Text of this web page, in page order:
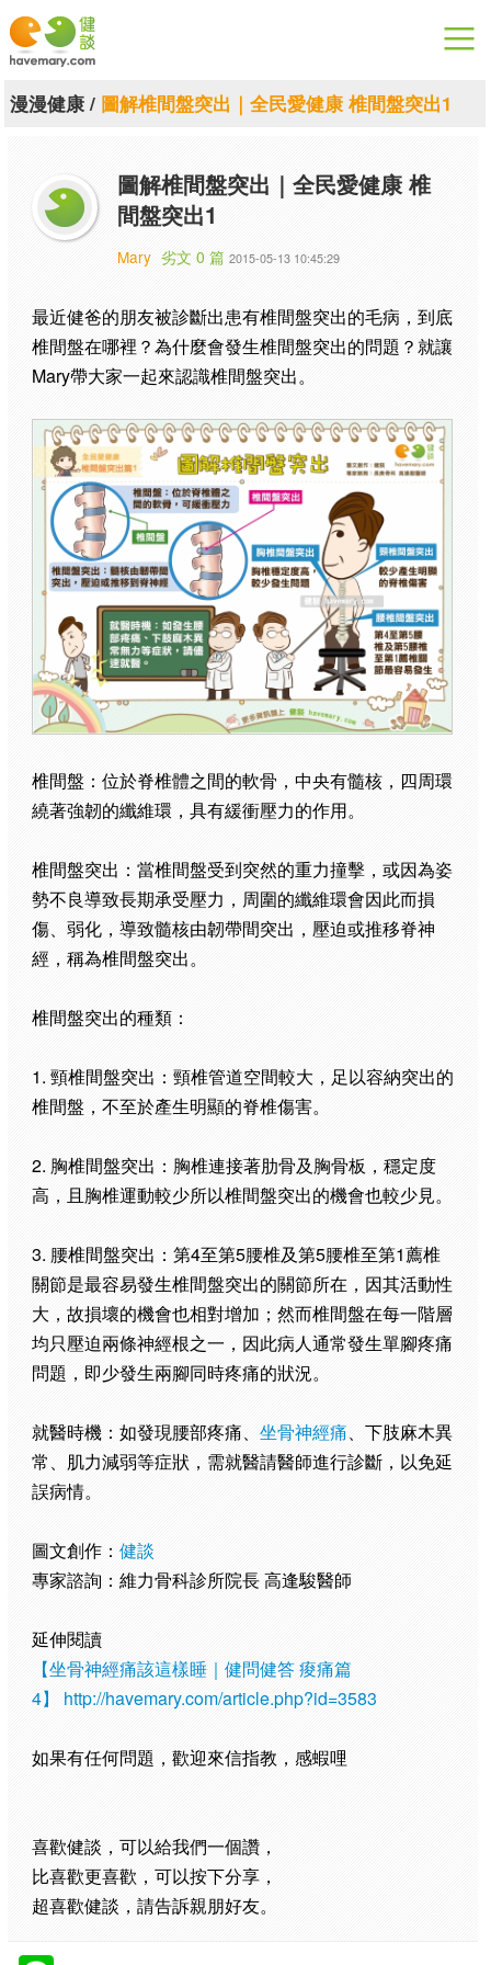
漫漫健康
關於健談
聯絡我們
漫漫健康/ 圖解椎間盤突出｜全民愛健康 椎間盤突出1
圖解椎間盤突出｜全民愛健康 椎
間盤突出1
Mary 劣文 0 篇 2015-05-13 10:45:29
最近健爸的朋友被診斷出患有椎間盤突出的毛病，到底
椎間盤在哪裡？為什麼會發生椎間盤突出的問題？就讓
Mary帶大家一起來認識椎間盤突出。
椎間盤：位於脊椎體之間的軟骨，中央有髓核，四周環
繞著強韌的纖維環，具有緩衝壓力的作用。
椎間盤突出：當椎間盤受到突然的重力撞擊，或因為姿
勢不良導致長期承受壓力，周圍的纖維環會因此而損
傷、弱化，導致髓核由韌帶間突出，壓迫或推移脊神
經，稱為椎間盤突出。
椎間盤突出的種類：
1. 頸椎間盤突出：頸椎管道空間較大，足以容納突出的
椎間盤，不至於產生明顯的脊椎傷害。
2. 胸椎間盤突出：胸椎連接著肋骨及胸骨板，穩定度
高，且胸椎運動較少所以椎間盤突出的機會也較少見。
3. 腰椎間盤突出：第4至第5腰椎及第5腰椎至第1薦椎
關節是最容易發生椎間盤突出的關節所在，因其活動性
大，故損壞的機會也相對增加；然而椎間盤在每一階層
均只壓迫兩條神經根之一，因此病人通常發生單腳疼痛
問題，即少發生兩腳同時疼痛的狀況。
就醫時機：如發現腰部疼痛、 坐骨神經痛、下肢麻木異
常、肌力減弱等症狀，需就醫請醫師進行診斷，以免延
誤病情。
圖文創作： 健談
專家諮詢：維力骨科診所院長 高逢駿醫師
延伸閱讀
【坐骨神經痛該這樣睡｜健問健答 痠痛篇
4】
http://havemary.com/article.php?id=3583
如果有任何問題，歡迎來信指教，感蝦哩
喜歡健談，可以給我們一個讚，
比喜歡更喜歡，可以按下分享，
超喜歡健談，請告訴親朋好友。